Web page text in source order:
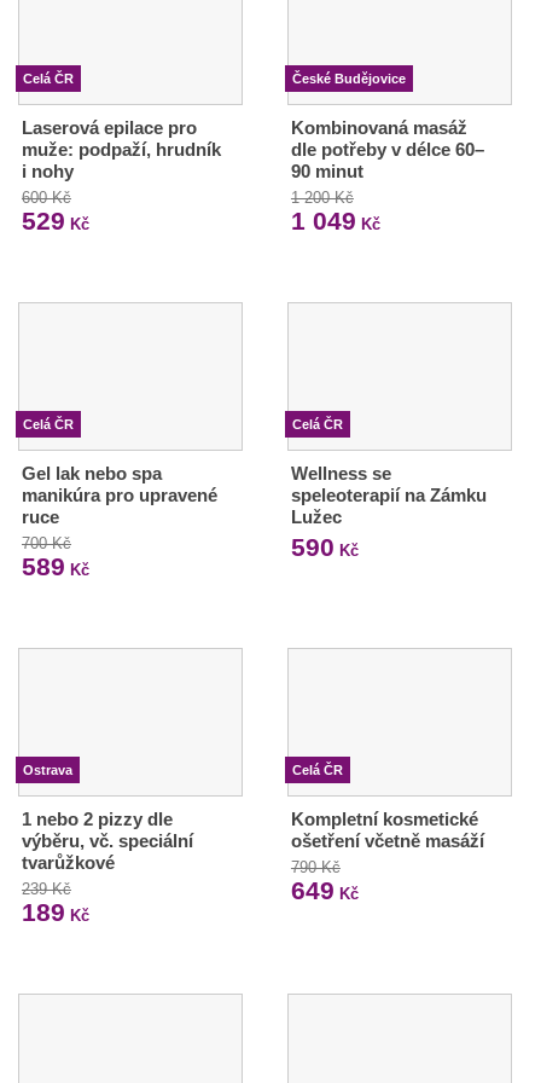
Celá ČR
Laserová epilace pro
muže: podpaží, hrudník
i nohy
600 Kč
529 Kč
České Budějovice
Kombinovaná masáž
dle potřeby v délce 60–
90 minut
1 200 Kč
1 049 Kč
Celá ČR
Gel lak nebo spa
manikúra pro upravené
ruce
700 Kč
589 Kč
Celá ČR
Wellness se
speleoterapií na Zámku
Lužec
590 Kč
Ostrava
1 nebo 2 pizzy dle
výběru, vč. speciální
tvarůžkové
239 Kč
189 Kč
Celá ČR
Kompletní kosmetické
ošetření včetně masáží
790 Kč
649 Kč